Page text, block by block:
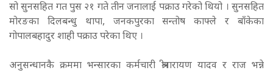
सो सुनसहित गत पुस २१ गते तीन जनालाई पक्राउ गरेको थियो । सुनसहित
मोरङका दिलबन्धु थापा, जनकपुरका सन्तोष काफ्ले र बाँकेका
गोपालबहादुर शाही पक्राउ परेका थिए ।
अनुसन्धानकै क्रममा भन्सारका कर्मचारी श्रीनारायण यादव र राज भन्ने